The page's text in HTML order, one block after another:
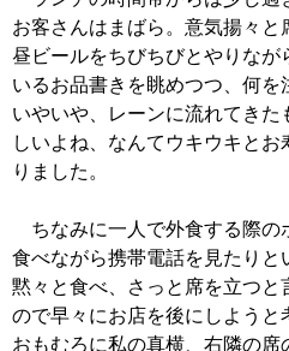
お客さんはまばら。意気揚々と
昼ビールをちびちびとやりなが
いるお品書きを眺めつつ、何
いやいや、レーンに流れてきた
しいよね、なんてウキウキとお
りました。
ちなみに一人で外食する際の
食べながら携帯電話を見たりと
黙々と食べ、さっと席を立つと
ので早々にお店を後にしようと
おもむろに私の真横、右隣の席